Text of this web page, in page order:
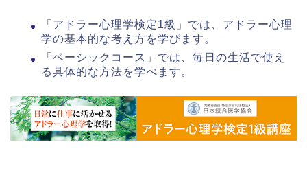
「アドラー心理学検定1級」では、アドラー心理
学の基本的な考え方を学びます。
「ベーシックコース」では、毎日の生活で使え
る具体的な方法を学べます。